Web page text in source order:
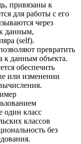
привязаны к
для работы с его
через
данным,
(self).
превратить
к данным объекта.
обеспечить
или изменении
один класс
классов
без